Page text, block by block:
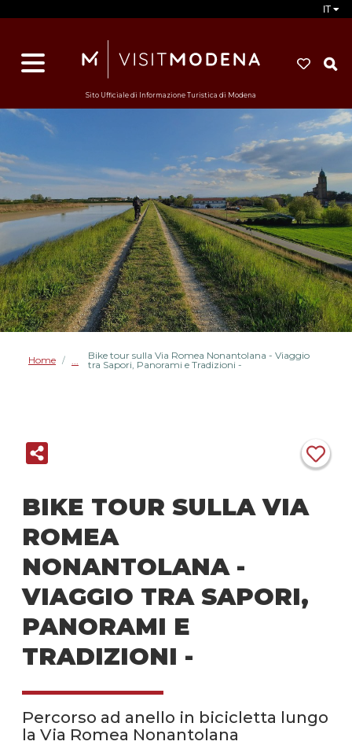
IT
Sito Ufficiale di Informazione Turistica di Modena
Home /
Bike tour sulla Via Romea Nonantolana - Viaggio
tra Sapori, Panorami e Tradizioni -
BIKE TOUR SULLA VIA
ROMEA
NONANTOLANA -
VIAGGIO TRA SAPORI,
PANORAMI E
TRADIZIONI -
Percorso ad anello in bicicletta lungo
la Via Romea Nonantolana